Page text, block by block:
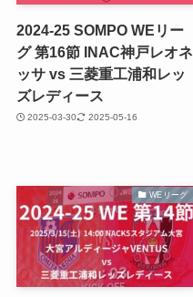
2024-25 SOMPO WEリー
グ 第16節 INAC神戸レオネ
ッサ vs 三菱重工浦和レッ
ズレディース
2025-03-30 2025-05-16
WEリーグ